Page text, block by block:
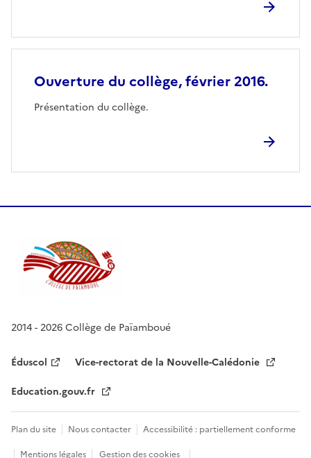
Ouverture du collège, février 2016.
Présentation du collège.
2014 - 2026 Collège de Païamboué
Éduscol
Vice-rectorat de la Nouvelle-Calédonie
Education.gouv.fr
Plan du site Nous contacter
Accessibilité : partiellement conforme
Mentions légales
Gestion des cookies